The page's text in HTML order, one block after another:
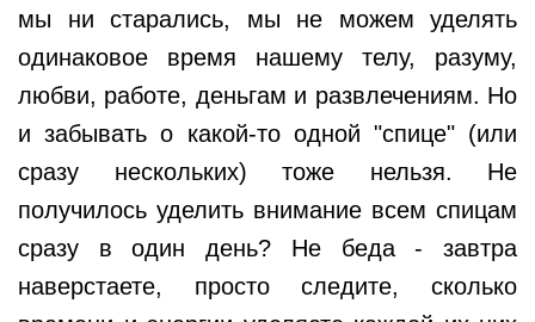
мы ни старались, мы не можем уделять
одинаковое время нашему телу, разуму,
любви, работе, деньгам и развлечениям. Но
и забывать о какой-то одной "спице" (или
сразу нескольких) тоже нельзя. Не
получилось уделить внимание всем спицам
сразу в один день? Не беда - завтра
наверстаете, просто следите, сколько